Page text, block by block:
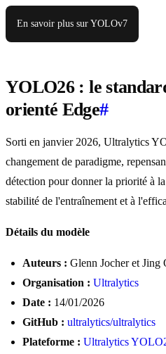
En savoir plus sur YOLOv7
YOLO26 : le
orienté Edge#
Sorti en janvier 2026, Ultralytics
changement de paradigme,
détection pour donner la priorité à
stabilité de l'entraînement et à
Détails du modèle
Auteurs : Glenn Jocher et Jing
Organisation : Ultralytics
Date : 14/01/2026
GitHub : ultralytics/ultralytics
Plateforme : Ultralytics